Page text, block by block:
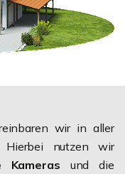
wir in aller
Hierbei nutzen wir
Kameras und die